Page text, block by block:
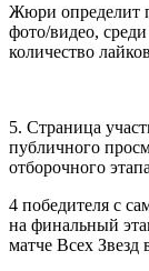
Жюри определит
фото/видео,
количество
5. Страница
публичного
отборочного
4 победителя с
на финальный
матче Всех